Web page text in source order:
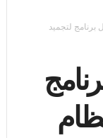
لتجميد